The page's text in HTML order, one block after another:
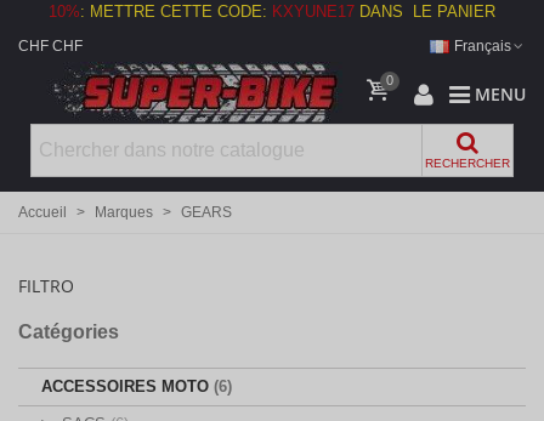
10%: METTRE CETTE CODE: KXYUNE17 DANS LE PANIER
CHF CHF Français
0
MENU
RECHERCHER
Accueil > Marques > GEARS
FILTRO
Catégories
ACCESSOIRES MOTO (6)